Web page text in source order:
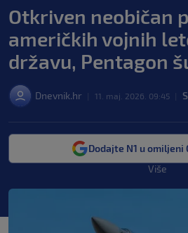
Otkriven neobičan
američkih vojnih
državu, Pentagon
Dnevnik.hr 11. maj. 2026. 09:45
Dodajte N1 u omiljeni
Više